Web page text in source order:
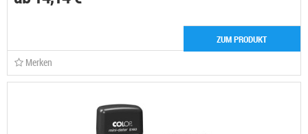
ZUM PRODUKT
Merken